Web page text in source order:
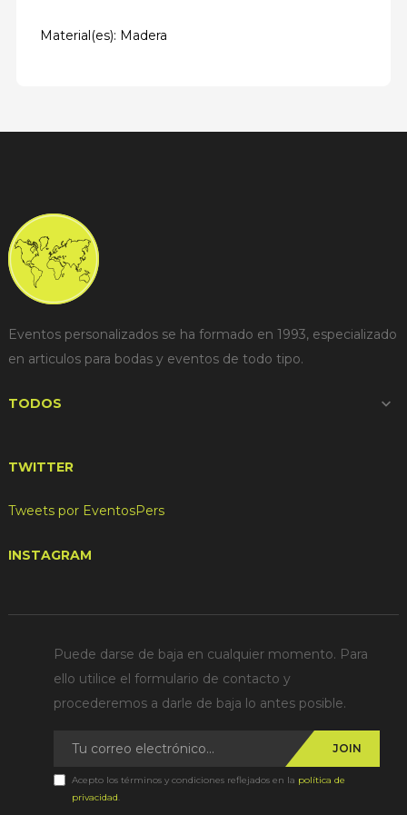
Material(es): Madera
Eventos personalizados se ha formado en 1993, especializado
en articulos para bodas y eventos de todo tipo.
TODOS 
TWITTER
Tweets por EventosPers
INSTAGRAM
Puede darse de baja en cualquier momento. Para
ello utilice el formulario de contacto y
procederemos a darle de baja lo antes posible.
JOIN
Acepto los términos y condiciones reflejados en la política de
privacidad.